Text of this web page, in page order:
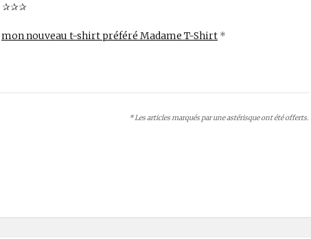
✰✰✰
mon nouveau t-shirt préféré Madame T-Shirt *
* Les articles marqués par une astérisque ont été offerts.